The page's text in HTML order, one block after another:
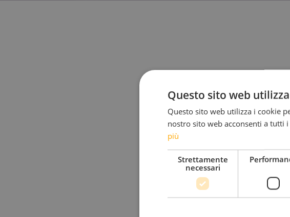
Questo sito web
Questo sito web utilizza i cookie
nostro sito web acconsenti a tutti
più
Strettamente
necessari